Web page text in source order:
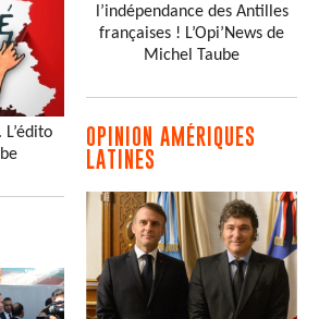
l’indépendance des Antilles
françaises ! L’Opi’News de
Michel Taube
OPINION AMÉRIQUES
LATINES